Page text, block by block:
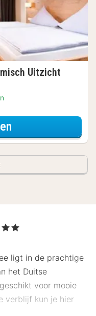
Panoramisch Uitzicht
voor Verblijf &
ligt in de prachtige
het Duitse
voor mooie
verblijf kun je hier